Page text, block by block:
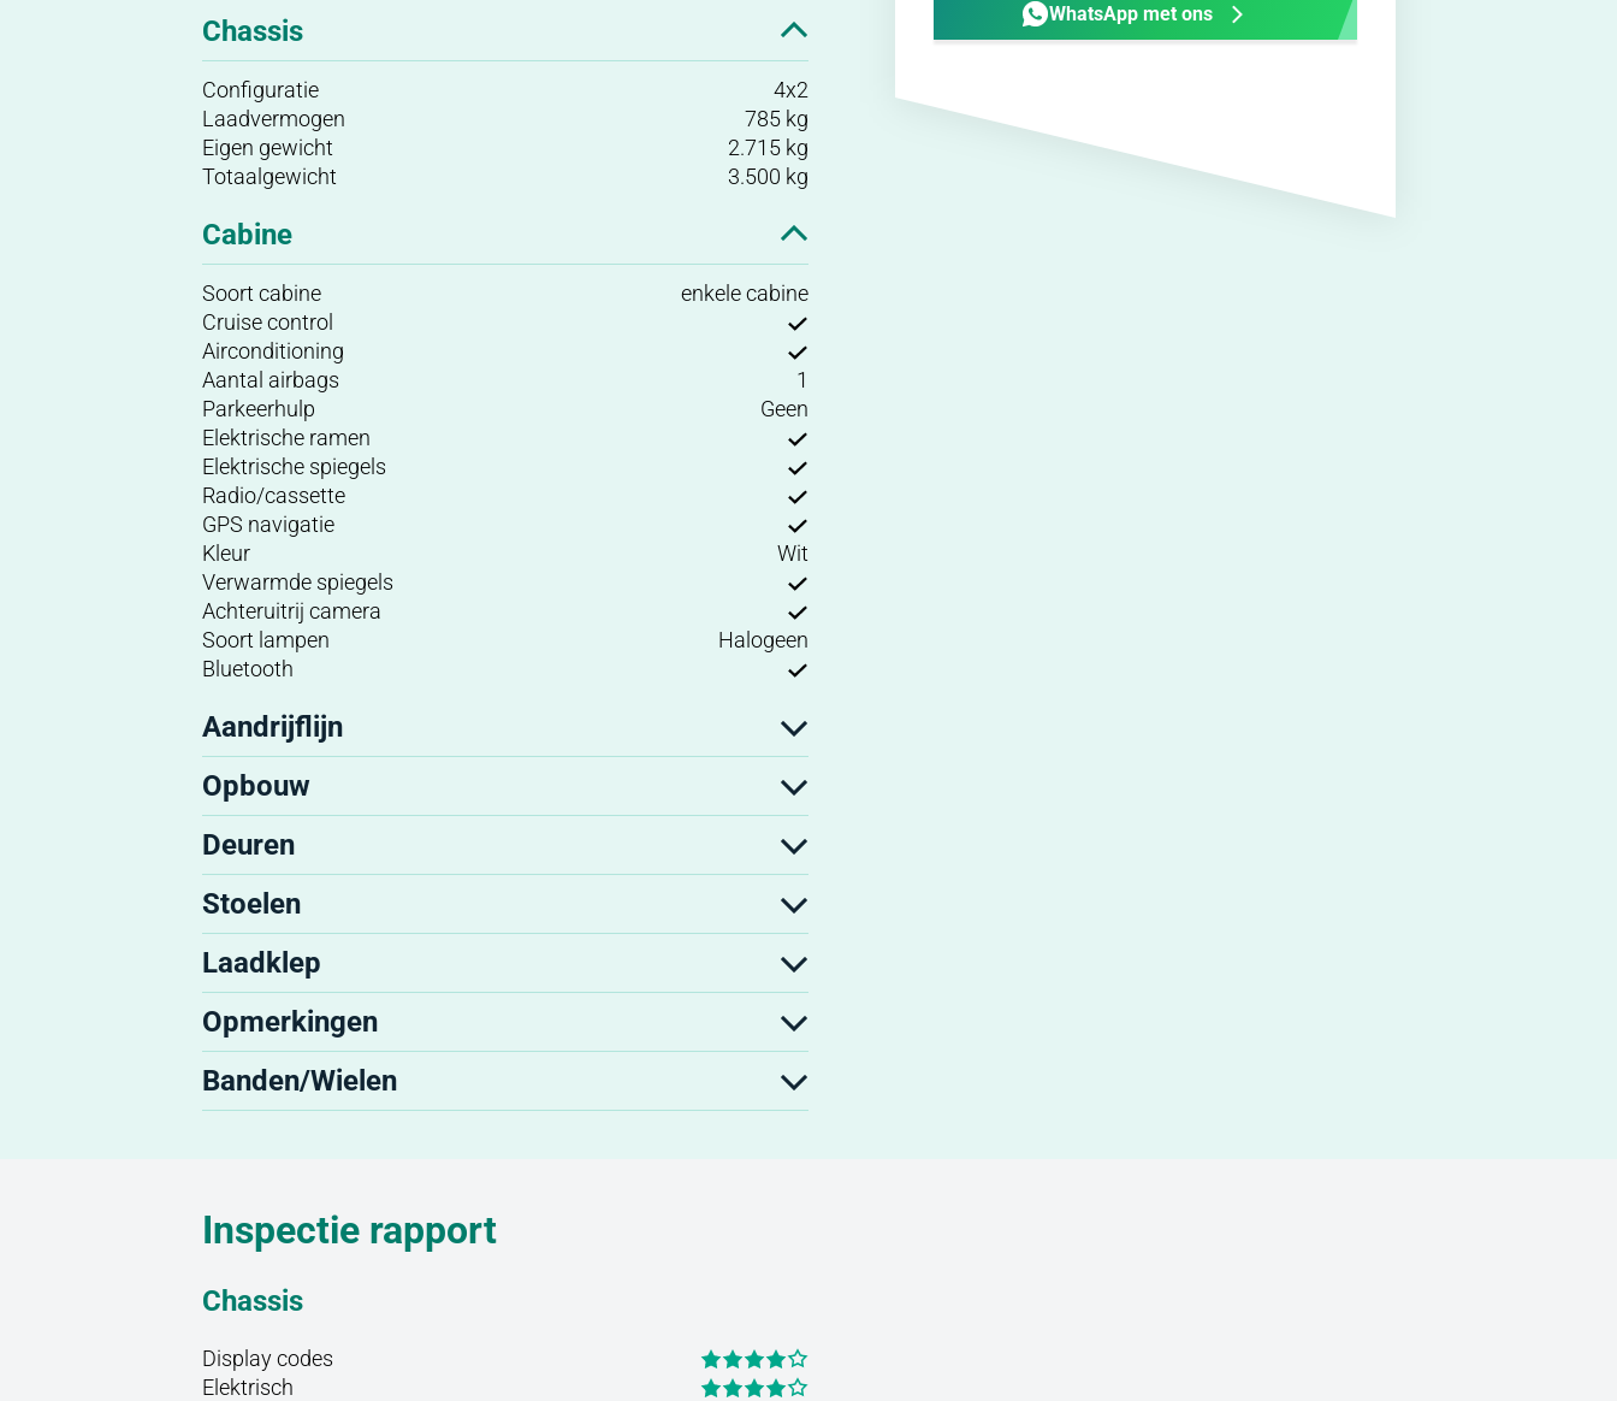
Chassis
Configuratie
4x2
Laadvermogen
785 kg
Eigen gewicht
2.715 kg
Totaalgewicht
3.500 kg
Cabine
Soort cabine
enkele cabine
Cruise control
Airconditioning
Aantal airbags
1
Parkeerhulp
Geen
Elektrische ramen
Elektrische spiegels
Radio/cassette
GPS navigatie
Kleur
Wit
Verwarmde spiegels
Achteruitrij camera
Soort lampen
Halogeen
Bluetooth
Aandrijflijn
Opbouw
Deuren
Stoelen
Laadklep
Opmerkingen
Banden/Wielen
Inspectie rapport
Chassis
Display codes
Elektrisch
WhatsApp met ons